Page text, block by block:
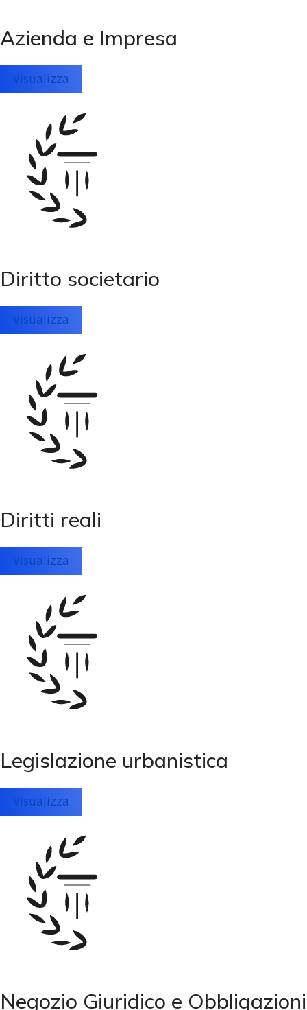
Azienda e Impresa
Visualizza
Diritto societario
Visualizza
Diritti reali
Visualizza
Legislazione urbanistica
Visualizza
Negozio Giuridico e Obbligazioni